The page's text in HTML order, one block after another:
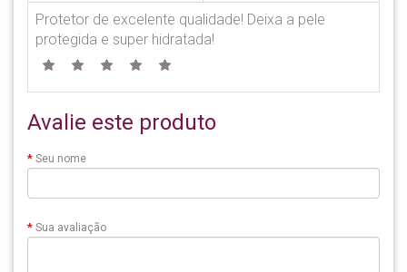
Protetor de excelente qualidade! Deixa a pele
protegida e super hidratada!
Avalie este produto
Seu nome
Sua avaliação